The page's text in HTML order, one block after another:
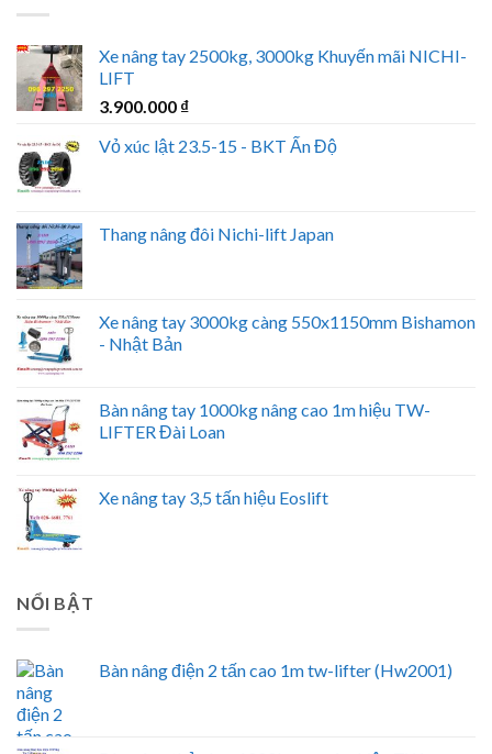
Xe nâng tay 2500kg, 3000kg Khuyến mãi NICHI-
LIFT
3.900.000 ₫
Vỏ xúc lật 23.5-15 - BKT Ấn Độ
Thang nâng đôi Nichi-lift Japan
Xe nâng tay 3000kg càng 550x1150mm Bishamon
- Nhật Bản
Bàn nâng tay 1000kg nâng cao 1m hiệu TW-
LIFTER Đài Loan
Xe nâng tay 3,5 tấn hiệu Eoslift
NỔI BẬT
Bàn nâng điện 2 tấn cao 1m tw-lifter (Hw2001)